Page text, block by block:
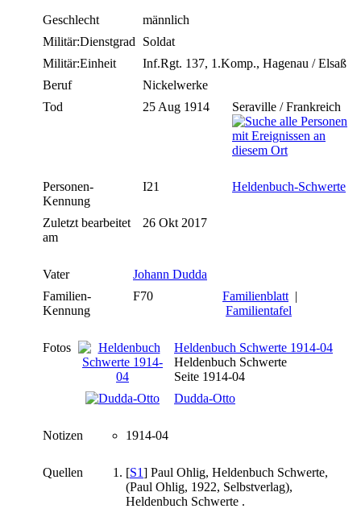
Geschlecht
männlich
Militär:Dienstgrad
Soldat
Militär:Einheit
Inf.Rgt. 137, 1.Komp., Hagenau / Elsaß
Beruf
Nickelwerke
Tod
25 Aug 1914 Seraville / Frankreich
Personen-
Kennung
I21 Heldenbuch-Schwerte
Zuletzt bearbeitet
am
26 Okt 2017
Vater
Johann Dudda
Familien-
Kennung
F70 Familienblatt |
Familientafel
Fotos
Heldenbuch Schwerte 1914-04
Heldenbuch Schwerte
Seite 1914-04
Dudda-Otto
Notizen 1914-04
Quellen [S1] Paul Ohlig, Heldenbuch Schwerte,
(Paul Ohlig, 1922, Selbstverlag),
Heldenbuch Schwerte .